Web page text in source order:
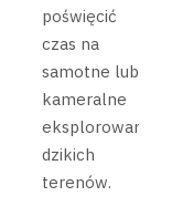
poświęcić
czas na
samotne lub
kameralne
eksplorowanie
dzikich
terenów.